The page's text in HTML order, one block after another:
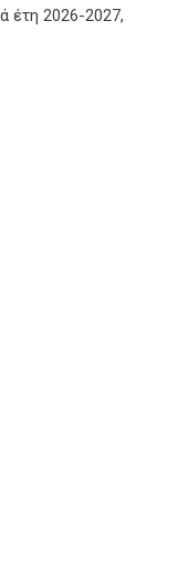
έτη 2026-2027,